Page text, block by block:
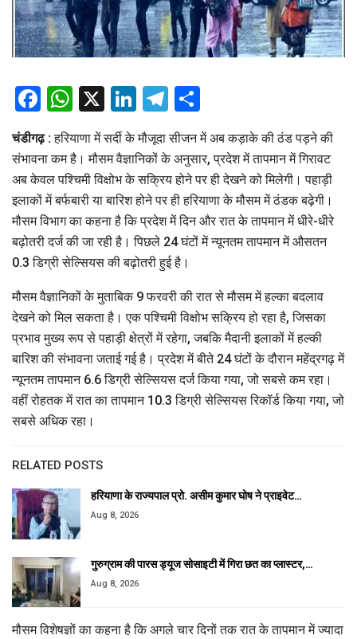
Facebook
WhatsApp
X LinkedIn
Telegram
चंडीगढ़ :हरियाणा में सर्दी के मौजूदा सीजन में अब कड़ाके की ठंड पड़ने की
संभावना कम है। मौसम वैज्ञानिकों के अनुसार, प्रदेश में तापमान में गिरावट
अब केवल पश्चिमी विक्षोभ के सक्रिय होने पर ही देखने को मिलेगी। पहाड़ी
इलाकों में बर्फबारी या बारिश होने पर ही हरियाणा के मौसम में ठंडक बढ़ेगी।
मौसम विभाग का कहना है कि प्रदेश में दिन और रात के तापमान में धीरे-धीरे
बढ़ोतरी दर्ज की जा रही है। पिछले 24 घंटों में न्यूनतम तापमान में औसतन
0.3 डिग्री सेल्सियस की बढ़ोतरी हुई है।
मौसम वैज्ञानिकों के मुताबिक 9 फरवरी की रात से मौसम में हल्का बदलाव
देखने को मिल सकता है। एक पश्चिमी विक्षोभ सक्रिय हो रहा है, जिसका
प्रभाव मुख्य रूप से पहाड़ी क्षेत्रों में रहेगा, जबकि मैदानी इलाकों में हल्की
बारिश की संभावना जताई गई है। प्रदेश में बीते 24 घंटों के दौरान महेंद्रगढ़ में
न्यूनतम तापमान 6.6 डिग्री सेल्सियस दर्ज किया गया, जो सबसे कम रहा।
वहीं रोहतक में रात का तापमान 10.3 डिग्री सेल्सियस रिकॉर्ड किया गया, जो
सबसे अधिक रहा।
RELATED POSTS
हरियाणा के राज्यपाल प्रो. असीम कुमार घोष ने प्राइवेट…
Aug 8, 2026
गुरुग्राम की पारस ड्यूज सोसाइटी में गिरा छत का प्लास्टर,…
Aug 8, 2026
मौसम विशेषज्ञों का कहना है कि अगले चार दिनों तक रात के तापमान में ज्यादा